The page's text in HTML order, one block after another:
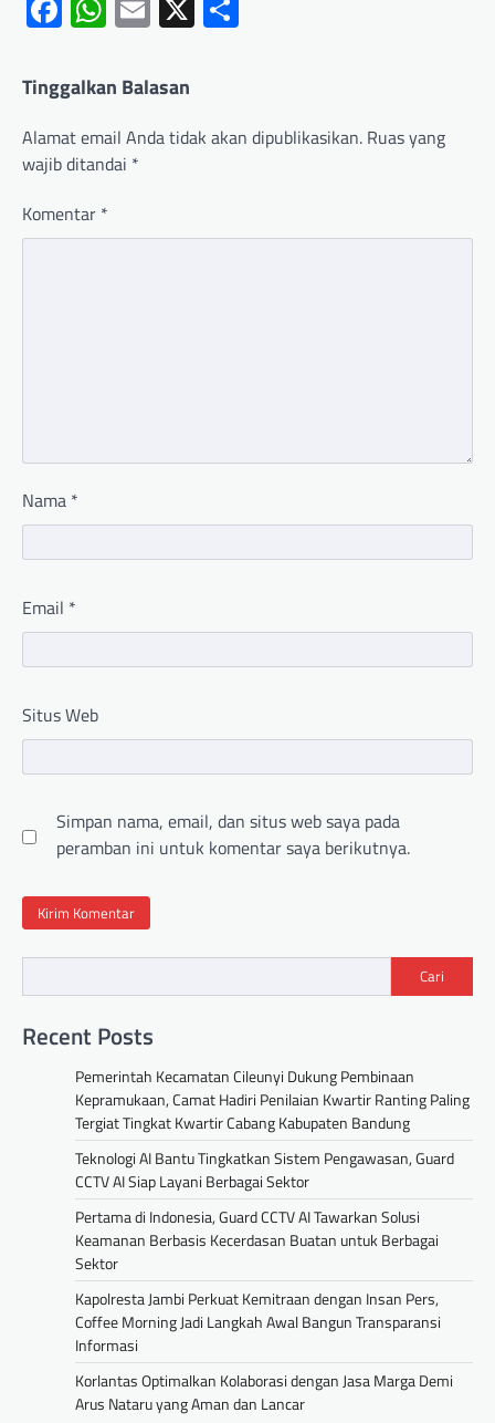
Tinggalkan Balasan
Alamat email Anda tidak akan dipublikasikan. Ruas yang
wajib ditandai *
Komentar *
Nama *
Email *
Situs Web
Simpan nama, email, dan situs web saya pada
peramban ini untuk komentar saya berikutnya.
Cari
Recent Posts
Pemerintah Kecamatan Cileunyi Dukung Pembinaan
Kepramukaan, Camat Hadiri Penilaian Kwartir Ranting Paling
Tergiat Tingkat Kwartir Cabang Kabupaten Bandung
Teknologi AI Bantu Tingkatkan Sistem Pengawasan, Guard
CCTV AI Siap Layani Berbagai Sektor
Pertama di Indonesia, Guard CCTV AI Tawarkan Solusi
Keamanan Berbasis Kecerdasan Buatan untuk Berbagai
Sektor
Kapolresta Jambi Perkuat Kemitraan dengan Insan Pers,
Coffee Morning Jadi Langkah Awal Bangun Transparansi
Informasi
Korlantas Optimalkan Kolaborasi dengan Jasa Marga Demi
Arus Nataru yang Aman dan Lancar